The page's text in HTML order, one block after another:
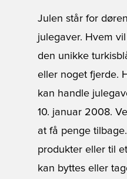
Julen står for
julegaver. Hvem
den unikke
eller noget fjerde.
kan handle
10. januar 2008.
at få penge
produkter eller til
kan byttes eller